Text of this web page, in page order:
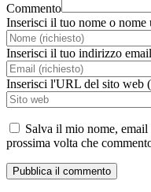
Commento
Inserisci il tuo nome o nome
Inserisci il tuo indirizzo
Inserisci l'URL del sito web
Salva il mio nome,
prossima volta che